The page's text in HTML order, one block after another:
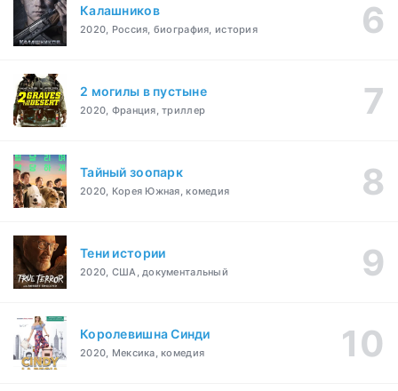
Калашников
2020, Россия, биография, история
2 могилы в пустыне
2020, Франция, триллер
Тайный зоопарк
2020, Корея Южная, комедия
Тени истории
2020, США, документальный
Королевишна Синди
2020, Мексика, комедия